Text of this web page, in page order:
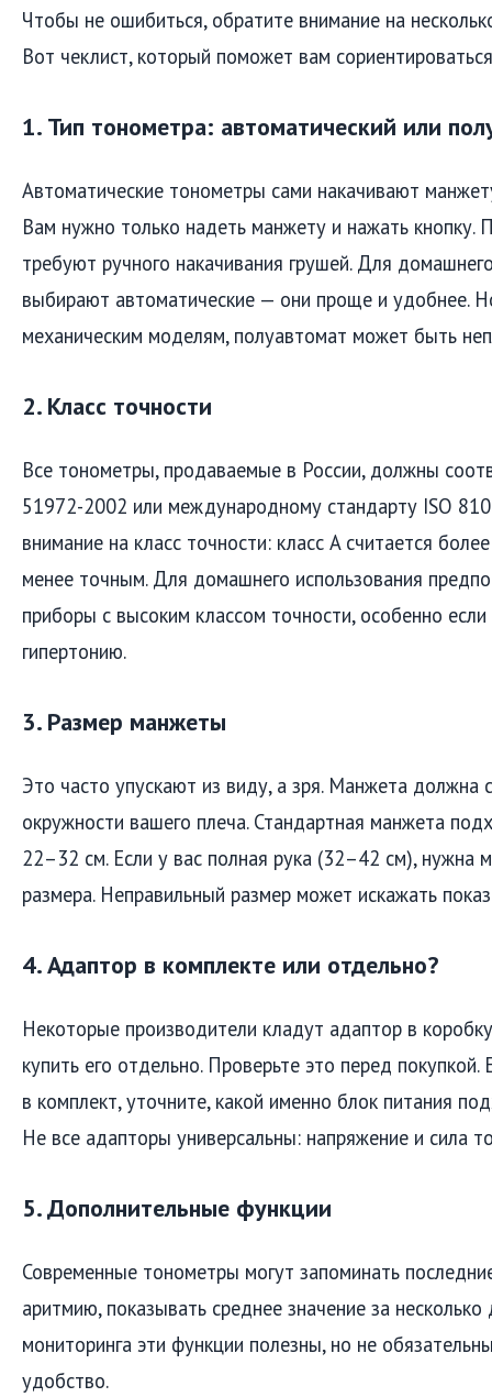
Чтобы не ошибиться, обратите внимание на
Вот чеклист, который поможет вам
1. Тип тонометра: автоматический или
Автоматические тонометры сами накачивают
Вам нужно только надеть манжету и нажать кнопку.
требуют ручного накачивания грушей. Для
выбирают автоматические — они проще и удобнее.
механическим моделям, полуавтомат может быть
2. Класс точности
Все тонометры, продаваемые в России, должны
51972-2002 или международному стандарту ISO
внимание на класс точности: класс A считается
менее точным. Для домашнего использования
приборы с высоким классом точности, особенно
гипертонию.
3. Размер манжеты
Это часто упускают из виду, а зря. Манжета должна
окружности вашего плеча. Стандартная манжета
22–32 см. Если у вас полная рука (32–42 см), нужна
размера. Неправильный размер может искажать
4. Адаптор в комплекте или отдельно?
Некоторые производители кладут адаптор в
купить его отдельно. Проверьте это перед
в комплект, уточните, какой именно блок питания
Не все адапторы универсальны: напряжение и сила
5. Дополнительные функции
Современные тонометры могут запоминать
аритмию, показывать среднее значение за
мониторинга эти функции полезны, но не
удобство.